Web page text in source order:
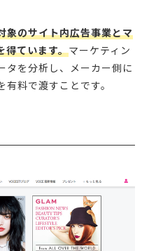
象のサイト内広告事業とマ
得ています。マーケティン
タを分析し、メーカー側に
料で渡すことです。